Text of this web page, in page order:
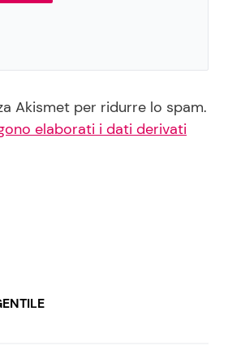
Akismet per ridurre lo spam.
elaborati i dati derivati